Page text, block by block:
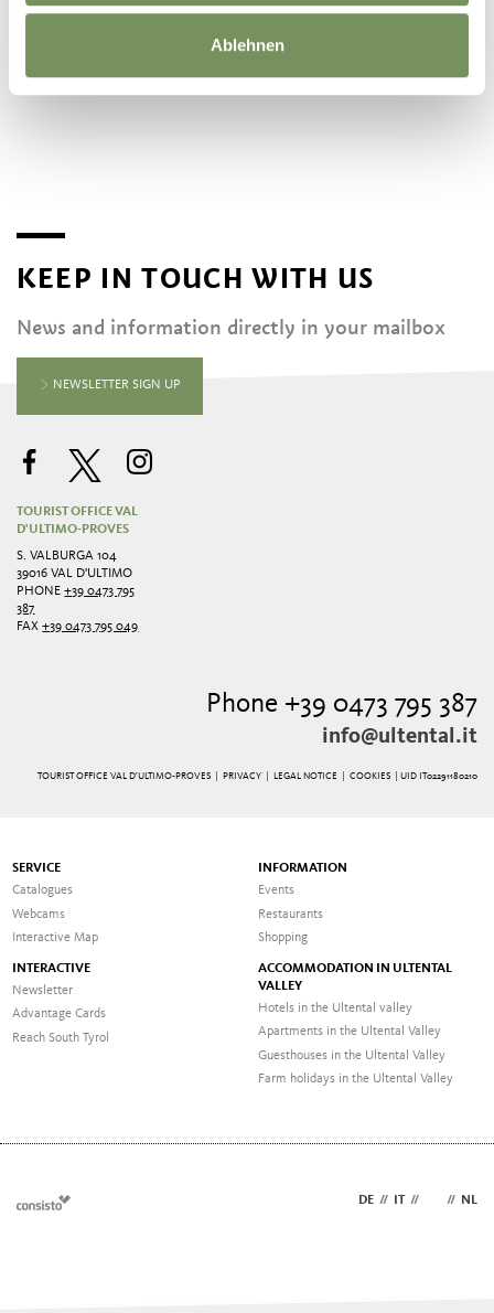
Ablehnen
KEEP IN TOUCH WITH US
News and information directly in your mailbox
NEWSLETTER SIGN UP
TOURIST OFFICE VAL
D'ULTIMO-PROVES
S. VALBURGA 104
39016 VAL D'ULTIMO
PHONE+39 0473 795
387
FAX+39 0473 795 049
Phone +39 0473 795 387
info@ultental.it
TOURIST OFFICE VAL D'ULTIMO-PROVES | PRIVACY| LEGAL NOTICE COOKIES | UID IT02291180210
SERVICE
Catalogues
Webcams
Interactive Map
INFORMATION
Events
Restaurants
Shopping
INTERACTIVE
Newsletter
Advantage Cards
Reach South Tyrol
ACCOMMODATION IN ULTENTAL
VALLEY
Hotels in the Ultental valley
Apartments in the Ultental Valley
Guesthouses in the Ultental Valley
Farm holidays in the Ultental Valley
DE // IT // // NL